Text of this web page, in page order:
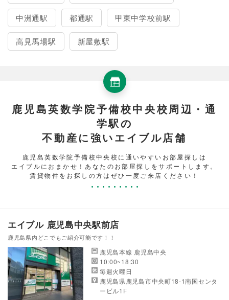
中洲通駅 都通駅 甲東中学校前駅
高見馬場駅 新屋敷駅
鹿児島英数学院予備校中央校周辺・通
学駅の
不動産に強いエイブル店舗
鹿児島英数学院予備校中央校に通いやすいお部屋探しは
エイブルにおまかせ！あなたのお部屋探しをサポートします。
賃貸物件をお探しの方はぜひ一度ご来店ください！
エイブル 鹿児島中央駅前店
鹿児島県内どこでもご紹介可能です！！
鹿児島本線 鹿児島中央
10:00~18:30
毎週火曜日
鹿児島県鹿児島市中央町18-1南国センタ
ービル1F